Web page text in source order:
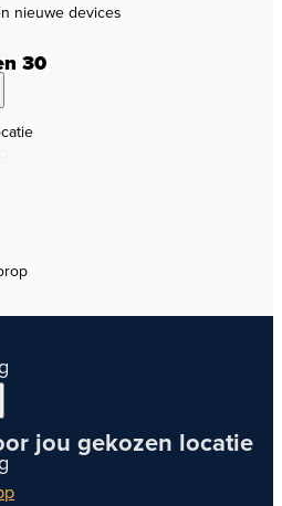
nieuwe devices
30
jou gekozen locatie